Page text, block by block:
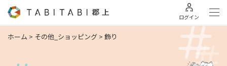
ログイン
ホーム > その他_ショッピング > 飾り